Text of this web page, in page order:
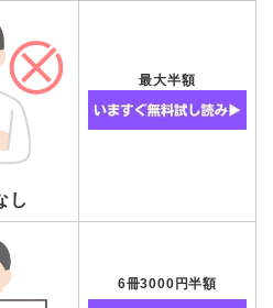
し
最大半額
6冊3000円半額